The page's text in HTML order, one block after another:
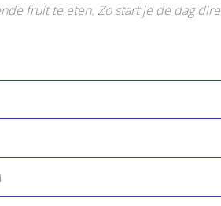
fruit te eten. Zo start je de dag